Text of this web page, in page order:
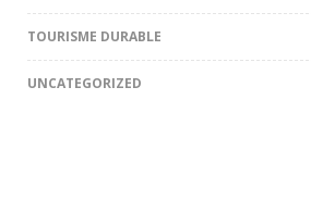
TOURISME DURABLE
UNCATEGORIZED